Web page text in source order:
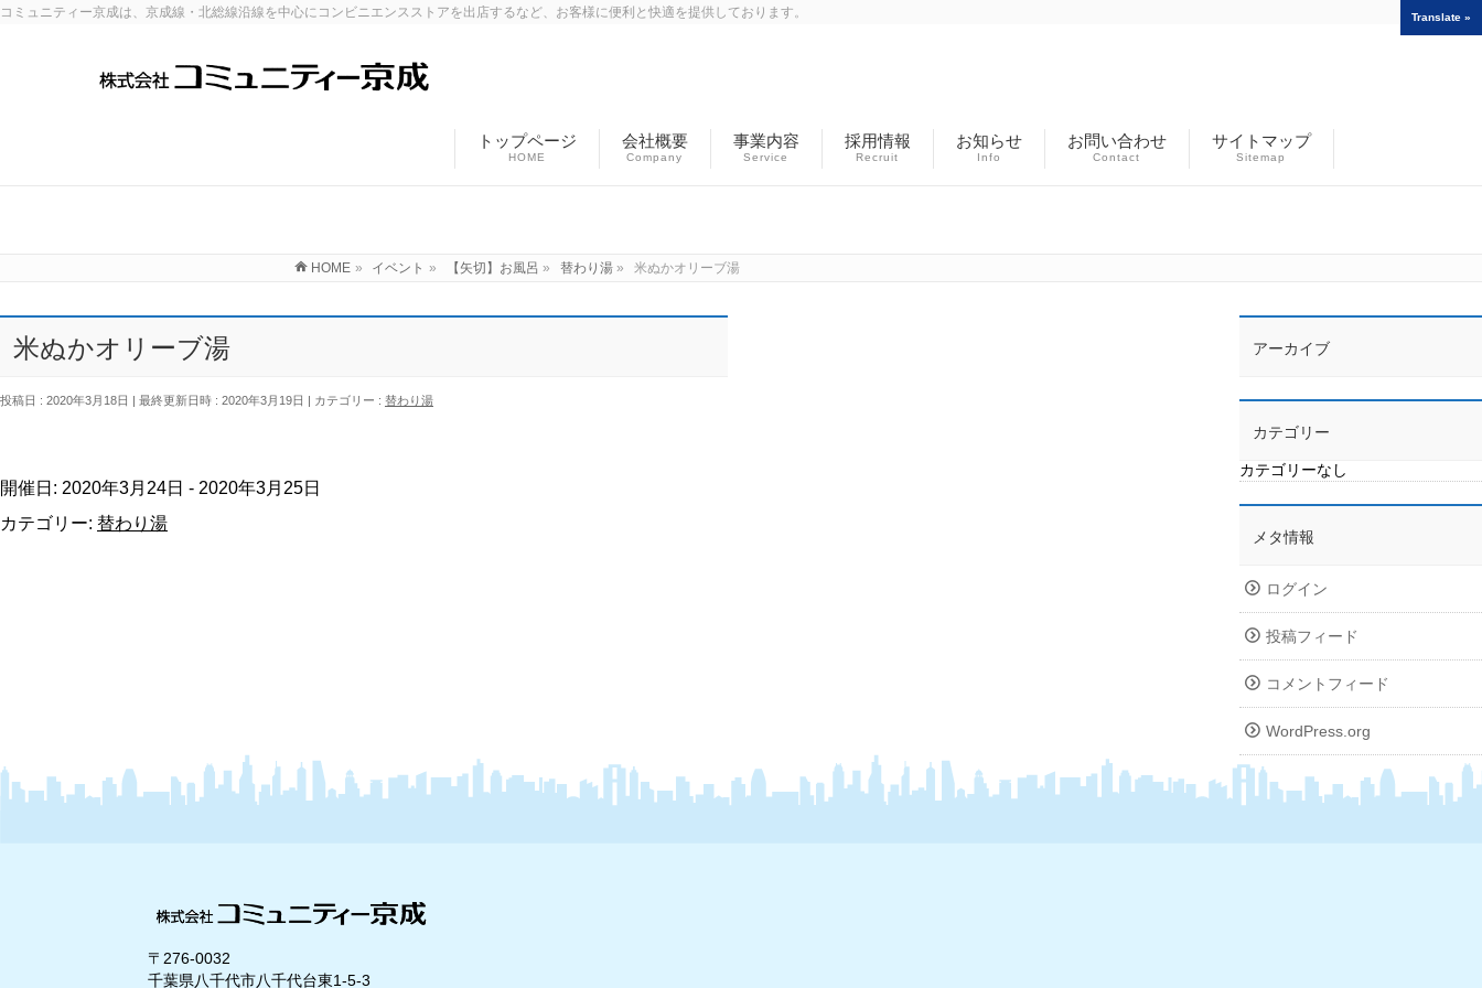
コミュニティー京成は、京成線・北総線沿線を中心にコンビニエンスストアを出店するなど、お客様に便利と快適を提供しております。
トップページ
HOME
会社概要
Company
事業内容
Service
採用情報
Recruit
お知らせ
Info
お問い合わせ
Contact
サイトマップ
Sitemap
HOME » イベント » 【矢切】お風呂 » 替わり湯 » 米ぬかオリーブ湯
米ぬかオリーブ湯
投稿日 : 2020年3月18日 最終更新日時 : 2020年3月19日 カテゴリー : 替わり湯
開催日: 2020年3月24日 - 2020年3月25日
カテゴリー: 替わり湯
アーカイブ
カテゴリー
カテゴリーなし
メタ情報
ログイン
投稿フィード
コメントフィード
WordPress.org
〒276-0032
千葉県八千代市八千代台東1-5-3
Translate »